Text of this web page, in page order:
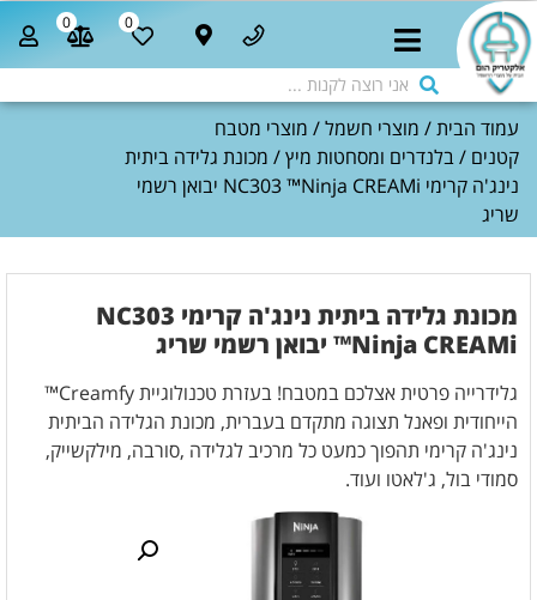
0
0
עמוד הבית/ מוצרי חשמל/ מוצרי מטבח
קטנים /בלנדרים ומסחטות מיץ/ מכונת גלידה ביתית
נינג'ה קרימי NC303 ™Ninja CREAMi יבואן רשמי
שריג
מכונת גלידה ביתית נינג'ה קרימי NC303
™Ninja CREAMi יבואן רשמי שריג
גלידרייה פרטית אצלכם במטבח! בעזרת טכנולוגיית Creamfy™
הייחודית ופאנל תצוגה מתקדם בעברית, מכונת הגלידה הביתית
נינג'ה קרימי תהפוך כמעט כל מרכיב לגלידה ,סורבה, מילקשייק,
סמודי בול, ג'לאטו ועוד.